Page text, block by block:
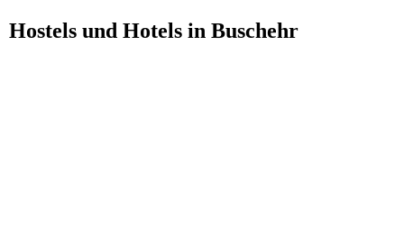
Hostelsund Hotelsin Buschehr